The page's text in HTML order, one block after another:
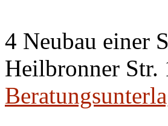
4 Neubau einer
Heilbronner Str.